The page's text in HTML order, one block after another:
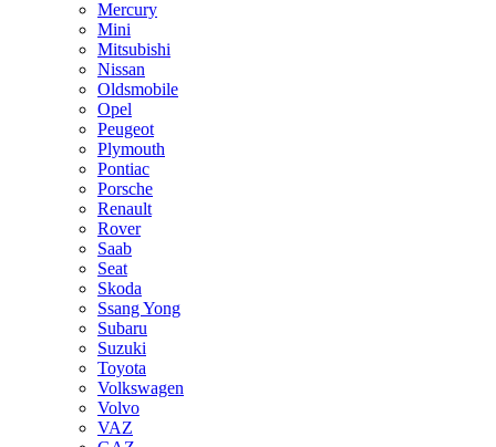
Mercury
Mini
Mitsubishi
Nissan
Oldsmobile
Opel
Peugeot
Plymouth
Pontiac
Porsche
Renault
Rover
Saab
Seat
Skoda
Ssang Yong
Subaru
Suzuki
Toyota
Volkswagen
Volvo
VAZ